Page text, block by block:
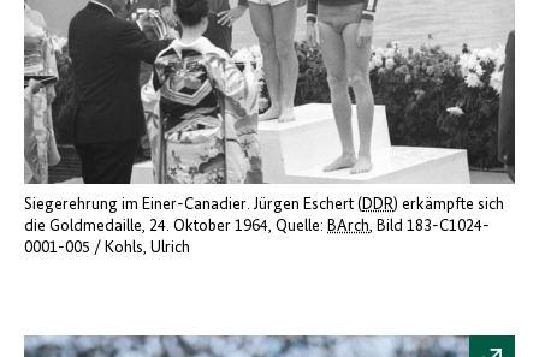
Siegerehrung im Einer-Canadier. Jürgen Eschert (DDR) erkämpfte sich
die Goldmedaille, 24. Oktober 1964 Quelle: BArch , Bild 183-C1024-
0001-005 / Kohls, Ulrich